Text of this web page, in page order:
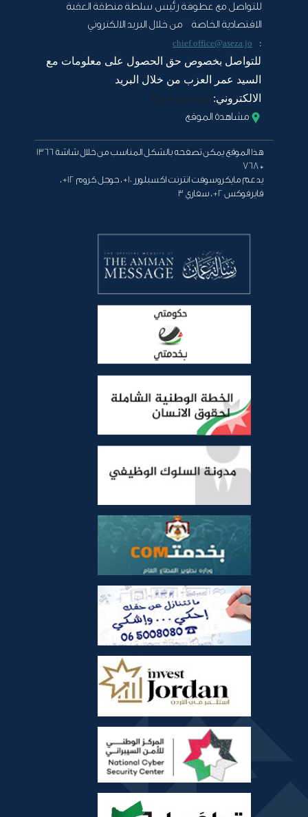
للتواصل مع عطوفة رئيس سلطة منطقة العقبة
الاقتصادية الخاصة من خلال البريد الالكتروني
:
chief.office@aseza.jo
للتواصل بخصوص حق الحصول على معلومات مع
السيد عمر العزب من خلال البريد
الالكتروني:Oazab@aseza.jo
مشاهدة الموقع
هذا الموقع يمكن تصفحه بالشكل المناسب من خلال شاشة 1366
* 768
يدعم مايكروسوفت انترنت اكسبلورر 10+ ، جوجل كروم 12+ ،
فايرفوكس 2+ ، سفاري 3